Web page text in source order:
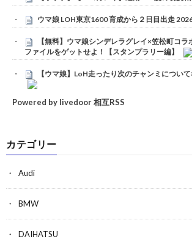
ウマ娘 LOH東京1600 育成から２日目出走
【無料】ウマ娘シンデレラグレイ×笠松町コ
ファイルをゲットせよ！【スタンプラリー編】
【ウマ娘】LoH走ったり次のチャンミについ
Powered by livedoor 相互RSS
カテゴリー
Audi
BMW
DAIHATSU